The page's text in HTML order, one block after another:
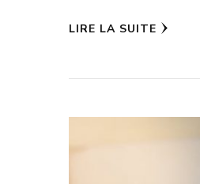
LIRE LA SUITE